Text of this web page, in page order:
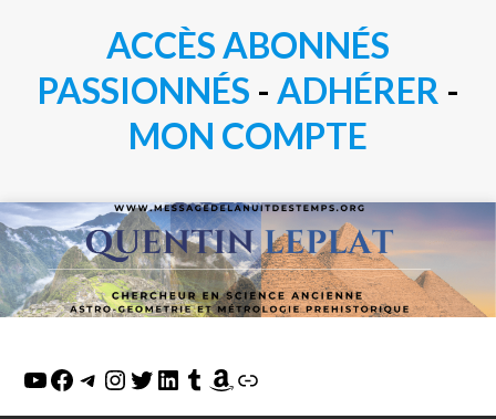
ACCÈS ABONNÉS
PASSIONNÉS - ADHÉRER -
MON COMPTE